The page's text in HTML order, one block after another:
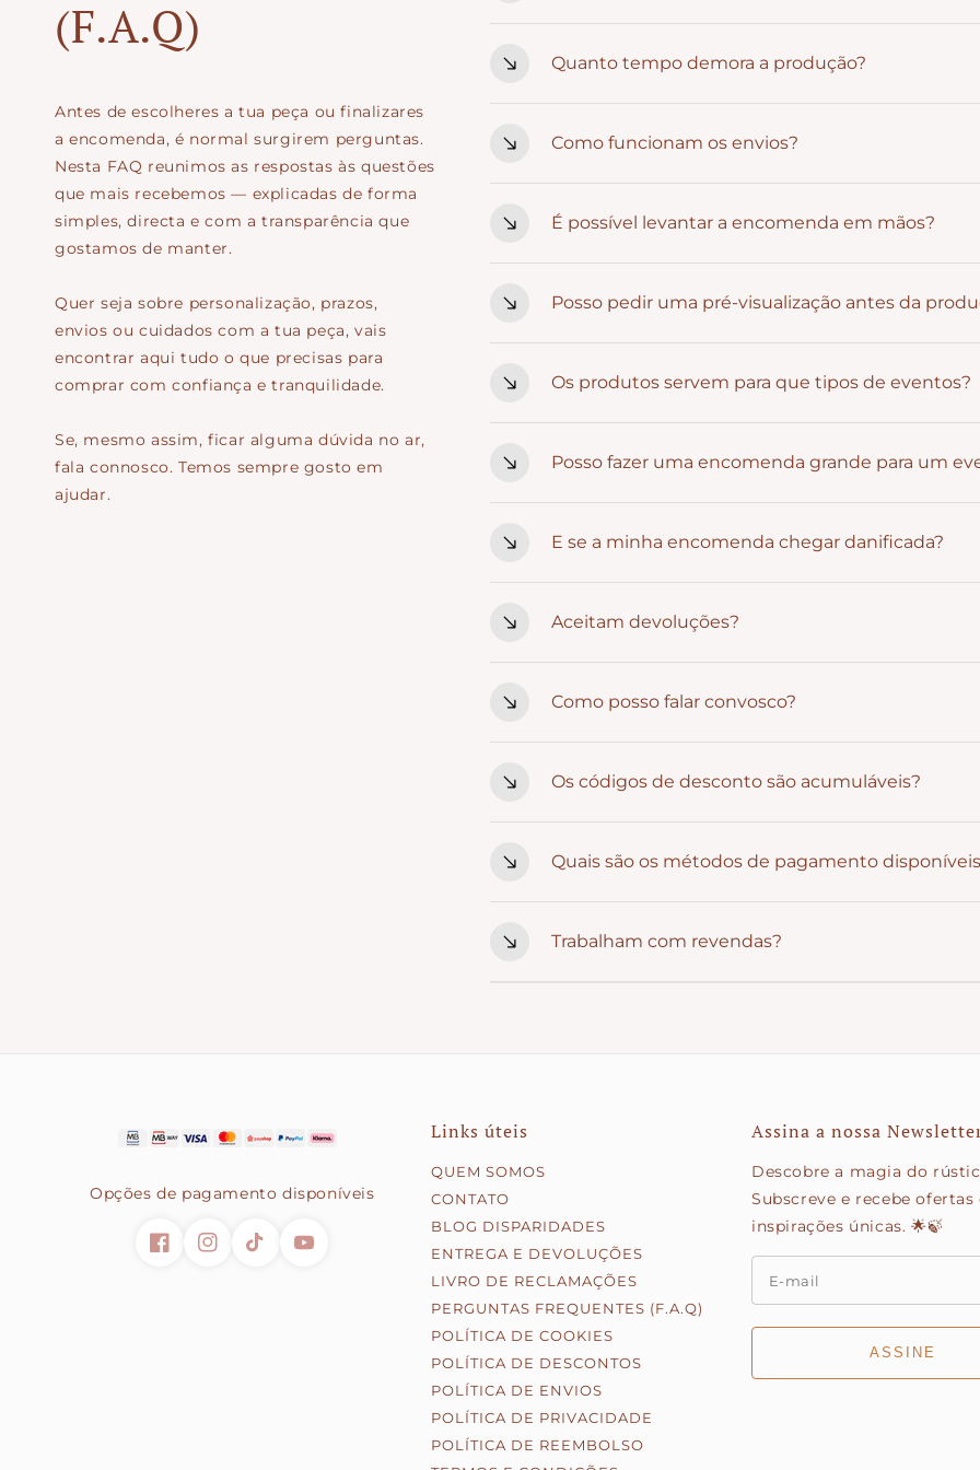
(F.A.Q)
Antes de escolheres a tua peça ou finalizares
a encomenda, é normal surgirem perguntas.
Nesta FAQ reunimos as respostas às questões
que mais recebemos — explicadas de forma
simples, directa e com a transparência que
gostamos de manter.
Quer seja sobre personalização, prazos,
envios ou cuidados com a tua peça, vais
encontrar aqui tudo o que precisas para
comprar com confiança e tranquilidade.
Se, mesmo assim, ficar alguma dúvida no ar,
fala connosco. Temos sempre gosto em
ajudar.
uma ideia específica, fala connosco.
Quanto tempo demora a produção?
movimentadas, é sempre boa ideia encomendar com
Como funcionam os envios?
a 9 dias úteis. Recebes sempre um código de tracking
É possível levantar a encomenda em mãos?
Posso pedir uma pré-visualização antes da
Caso se aplique à peça que escolheste, avisamos sempre.
Os produtos servem para que tipos de eventos?
se facilmente a ambientes que valorizam emoção e
Posso fazer uma encomenda grande para um
exatamente como imaginaste.
E se a minha encomenda chegar danificada?
da substituição.
Aceitam devoluções?
dias, desde que estejam no estado original.
Como posso falar convosco?
Os códigos de desconto são acumuláveis?
promoção activa.
Quais são os métodos de pagamento
- Transferência bancária (IBAN)
Trabalham com revendas?
Opções de pagamento disponíveis
Links úteis
QUEM SOMOS
CONTATO
BLOG DISPARIDADES
ENTREGA E DEVOLUÇÕES
LIVRO DE RECLAMAÇÕES
PERGUNTAS FREQUENTES (F.A.Q)
POLÍTICA DE COOKIES
POLÍTICA DE DESCONTOS
POLÍTICA DE ENVIOS
POLÍTICA DE PRIVACIDADE
POLÍTICA DE REEMBOLSO
Assina a nossa
Descobre a magia do
Subscreve e recebe ofertas
inspirações únicas. 🌟🍃
ASSINE